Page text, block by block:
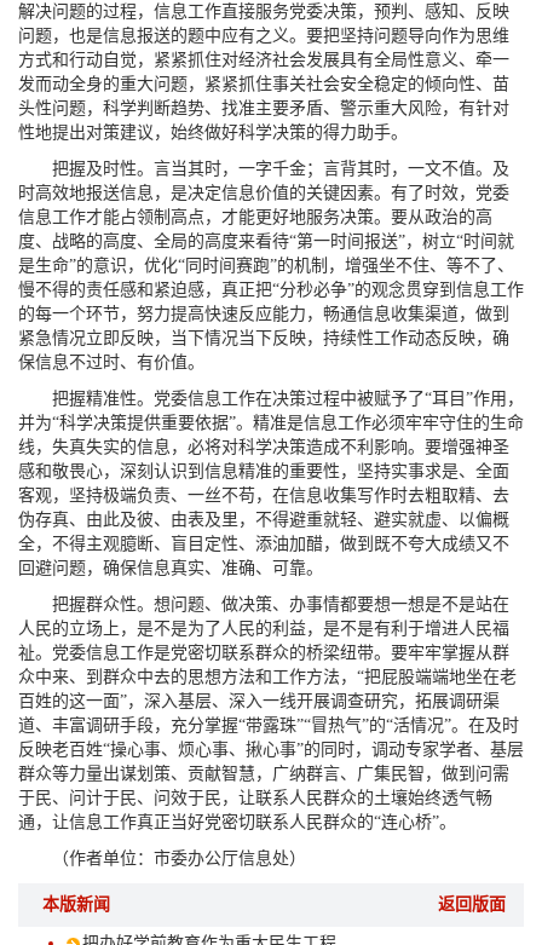
解决问题的过程，信息工作直接服务党委决策，预判、感知、反映
问题，也是信息报送的题中应有之义。要把坚持问题导向作为思维
方式和行动自觉，紧紧抓住对经济社会发展具有全局性意义、牵一
发而动全身的重大问题，紧紧抓住事关社会安全稳定的倾向性、苗
头性问题，科学判断趋势、找准主要矛盾、警示重大风险，有针对
性地提出对策建议，始终做好科学决策的得力助手。
把握及时性。言当其时，一字千金；言背其时，一文不值。及
时高效地报送信息，是决定信息价值的关键因素。有了时效，党委
信息工作才能占领制高点，才能更好地服务决策。要从政治的高
度、战略的高度、全局的高度来看待“第一时间报送”，树立“时间就
是生命”的意识，优化“同时间赛跑”的机制，增强坐不住、等不了、
慢不得的责任感和紧迫感，真正把“分秒必争”的观念贯穿到信息工作
的每一个环节，努力提高快速反应能力，畅通信息收集渠道，做到
紧急情况立即反映，当下情况当下反映，持续性工作动态反映，确
保信息不过时、有价值。
把握精准性。党委信息工作在决策过程中被赋予了“耳目”作用，
并为“科学决策提供重要依据”。精准是信息工作必须牢牢守住的生命
线，失真失实的信息，必将对科学决策造成不利影响。要增强神圣
感和敬畏心，深刻认识到信息精准的重要性，坚持实事求是、全面
客观，坚持极端负责、一丝不苟，在信息收集写作时去粗取精、去
伪存真、由此及彼、由表及里，不得避重就轻、避实就虚、以偏概
全，不得主观臆断、盲目定性、添油加醋，做到既不夸大成绩又不
回避问题，确保信息真实、准确、可靠。
把握群众性。想问题、做决策、办事情都要想一想是不是站在
人民的立场上，是不是为了人民的利益，是不是有利于增进人民福
祉。党委信息工作是党密切联系群众的桥梁纽带。要牢牢掌握从群
众中来、到群众中去的思想方法和工作方法，“把屁股端端地坐在老
百姓的这一面”，深入基层、深入一线开展调查研究，拓展调研渠
道、丰富调研手段，充分掌握“带露珠”“冒热气”的“活情况”。在及时
反映老百姓“操心事、烦心事、揪心事”的同时，调动专家学者、基层
群众等力量出谋划策、贡献智慧，广纳群言、广集民智，做到问需
于民、问计于民、问效于民，让联系人民群众的土壤始终透气畅
通，让信息工作真正当好党密切联系人民群众的“连心桥”。
（作者单位：市委办公厅信息处）
本版新闻 返回版面